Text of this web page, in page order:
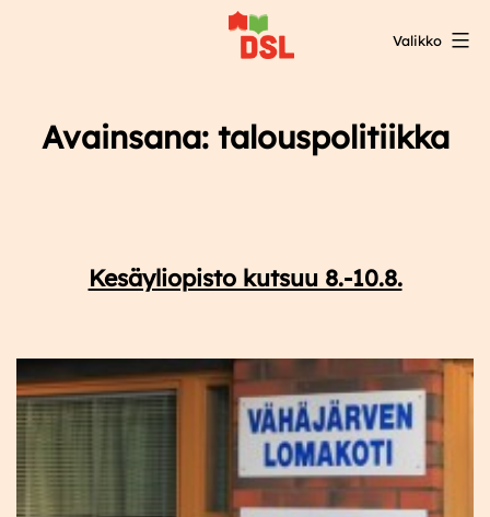
Valikko
Avainsana: talouspolitiikka
Kesäyliopisto kutsuu 8.-10.8.